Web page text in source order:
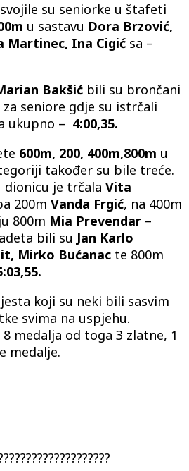
su seniorke u štafeti
u sastavu Dora Brzović,
Martinec, Ina Cigić sa –
Bakšić bili su brončani
za seniore gdje su istrčali
ukupno – 4:00,35.
600m, 200, 400m,800m u
također su bile treće.
dionicu je trčala Vita
200m Vanda Frgić, na 400m
800m Mia Prevendar –
bili su Jan Karlo
Mirko Bućanac te 800m
koji su neki bili sasvim
svima na uspjehu.
medalja od toga 3 zlatne, 1
medalje.